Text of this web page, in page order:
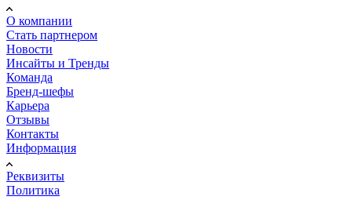
О компании
Стать партнером
Новости
Инсайты и Тренды
Команда
Бренд-шефы
Карьера
Отзывы
Контакты
Информация
Реквизиты
Политика